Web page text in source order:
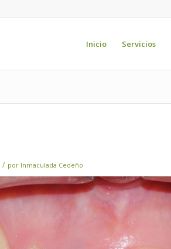
Inicio Servicios
/ por Inmaculada Cedeño